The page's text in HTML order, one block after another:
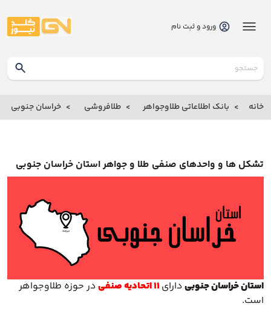
بانک
بانک
با ما
مقالات
ورود و ثبت نام
خانه بانک اطلاعاتی طلاوجواهر طلافروشی خراسان جنوبی
تشکل ها و واحدهای صنفی طلا و جواهر استان خراسان جنوبی
استان خراسان جنوبیدارای
در حوزه طلاوجواهر
است.